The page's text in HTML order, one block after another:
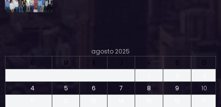
agosto 2025
L
M X J V S
D
4
5 6 7 8 9
10